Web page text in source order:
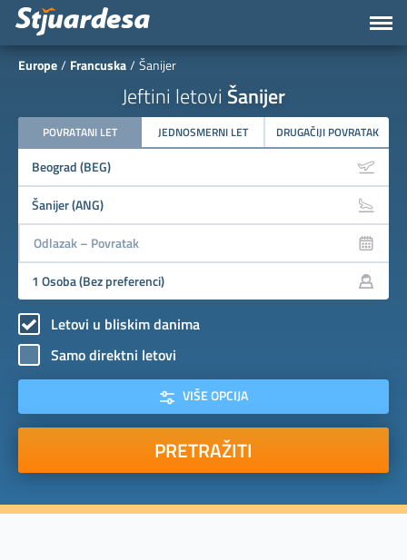
Europe Francuska Šanijer
Jeftini letovi Šanijer
POVRATANI LET JEDNOSMERNI LET DRUGAČIJI POVRATAK
Letovi u bliskim danima
Samo direktni letovi
VIŠE OPCIJA
PRETRAŽITI